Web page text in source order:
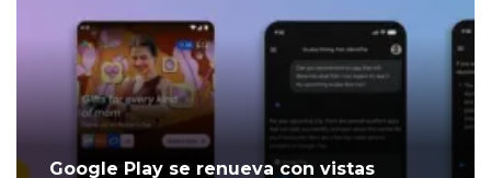
Google Play se renueva con vistas